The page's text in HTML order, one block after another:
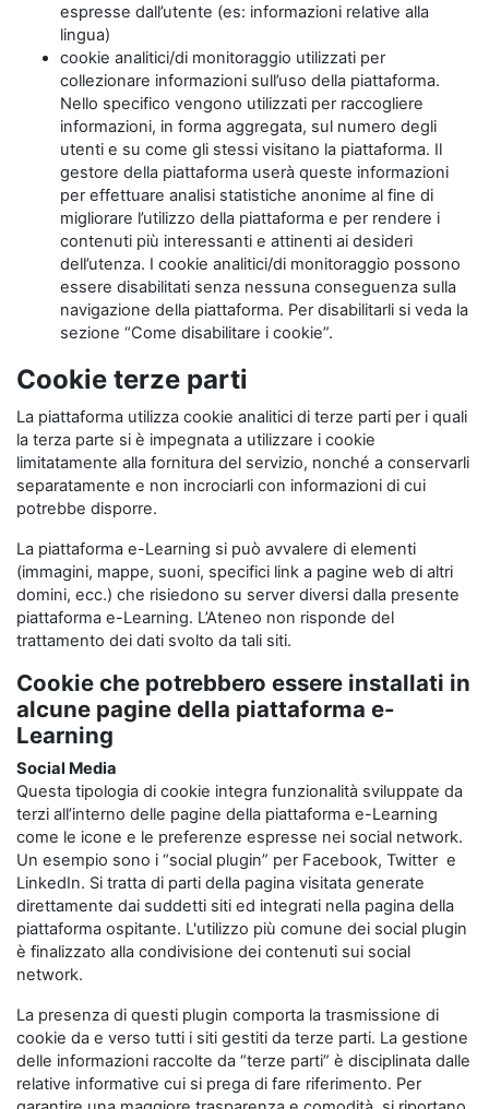
espresse dall’utente (es: informazioni relative alla
lingua)
cookie analitici/di monitoraggio utilizzati per
collezionare informazioni sull’uso della piattaforma.
Nello specifico vengono utilizzati per raccogliere
informazioni, in forma aggregata, sul numero degli
utenti e su come gli stessi visitano la piattaforma. Il
gestore della piattaforma userà queste informazioni
per effettuare analisi statistiche anonime al fine di
migliorare l’utilizzo della piattaforma e per rendere i
contenuti più interessanti e attinenti ai desideri
dell’utenza. I cookie analitici/di monitoraggio possono
essere disabilitati senza nessuna conseguenza sulla
navigazione della piattaforma. Per disabilitarli si veda la
sezione “Come disabilitare i cookie”.
Cookie terze parti
La piattaforma utilizza cookie analitici di terze parti per i quali
la terza parte si è impegnata a utilizzare i cookie
limitatamente alla fornitura del servizio, nonché a conservarli
separatamente e non incrociarli con informazioni di cui
potrebbe disporre.
La piattaforma e-Learning si può avvalere di elementi
(immagini, mappe, suoni, specifici link a pagine web di altri
domini, ecc.) che risiedono su server diversi dalla presente
piattaforma e-Learning. L’Ateneo non risponde del
trattamento dei dati svolto da tali siti.
Cookie che potrebbero essere installati in
alcune pagine della piattaforma e-
Learning
Social Media
Questa tipologia di cookie integra funzionalità sviluppate da
terzi all’interno delle pagine della piattaforma e-Learning
come le icone e le preferenze espresse nei social network.
Un esempio sono i “social plugin” per Facebook, Twitter e
LinkedIn. Si tratta di parti della pagina visitata generate
direttamente dai suddetti siti ed integrati nella pagina della
piattaforma ospitante. L'utilizzo più comune dei social plugin
è finalizzato alla condivisione dei contenuti sui social
network.
La presenza di questi plugin comporta la trasmissione di
cookie da e verso tutti i siti gestiti da terze parti. La gestione
delle informazioni raccolte da “terze parti” è disciplinata dalle
relative informative cui si prega di fare riferimento. Per